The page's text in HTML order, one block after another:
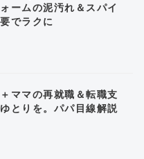
ームの泥汚れ＆スパイ
でラクに
ママの再就職＆転職支
とりを。パパ目線解説